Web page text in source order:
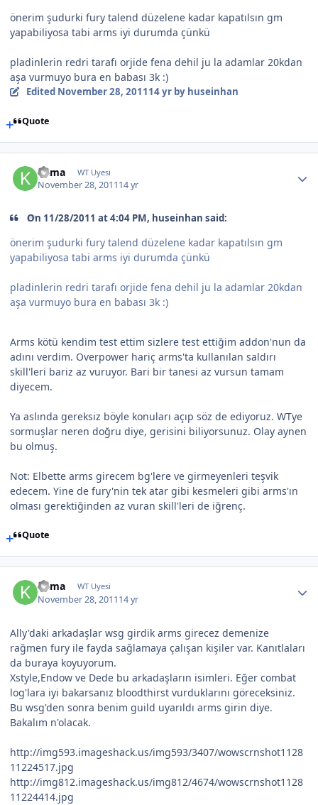
önerim şudurki fury talend düzelene kadar kapatılsın gm
yapabiliyosa tabi arms iyi durumda çünkü
pladinlerin redri tarafı orjide fena dehil ju la adamlar 20kdan
aşa vurmuyo bura en babası 3k :)
Edited November 28, 201114 yrby huseinhan
Quote
Kama WT Uyesi
November 28, 201114 yr
On 11/28/2011 at 4:04 PM, huseinhan said:
önerim şudurki fury talend düzelene kadar kapatılsın gm
yapabiliyosa tabi arms iyi durumda çünkü
pladinlerin redri tarafı orjide fena dehil ju la adamlar 20kdan
aşa vurmuyo bura en babası 3k :)
Arms kötü kendim test ettim sizlere test ettiğim addon'nun da
adını verdim. Overpower hariç arms'ta kullanılan saldırı
skill'leri bariz az vuruyor. Bari bir tanesi az vursun tamam
diyecem.
Ya aslında gereksiz böyle konuları açıp söz de ediyoruz. WTye
sormuşlar neren doğru diye, gerisini biliyorsunuz. Olay aynen
bu olmuş.
Not: Elbette arms girecem bg'lere ve girmeyenleri teşvik
edecem. Yine de fury'nin tek atar gibi kesmeleri gibi arms'ın
olması gerektiğinden az vuran skill'leri de iğrenç.
Quote
Kama WT Uyesi
November 28, 201114 yr
Ally'daki arkadaşlar wsg girdik arms girecez demenize
rağmen fury ile fayda sağlamaya çalışan kişiler var. Kanıtlaları
da buraya koyuyorum.
Xstyle,Endow ve Dede bu arkadaşların isimleri. Eğer combat
log'lara iyi bakarsanız bloodthirst vurduklarını göreceksiniz.
Bu wsg'den sonra benim guild uyarıldı arms girin diye.
Bakalım n'olacak.
http://img593.imageshack.us/img593/3407/wowscrnshot1128
11224517.jpg
http://img812.imageshack.us/img812/4674/wowscrnshot1128
11224414.jpg